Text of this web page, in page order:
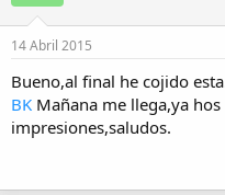
14 Abril 2015
Bueno,al final he cojido
BK Mañana me llega,ya
impresiones,saludos.